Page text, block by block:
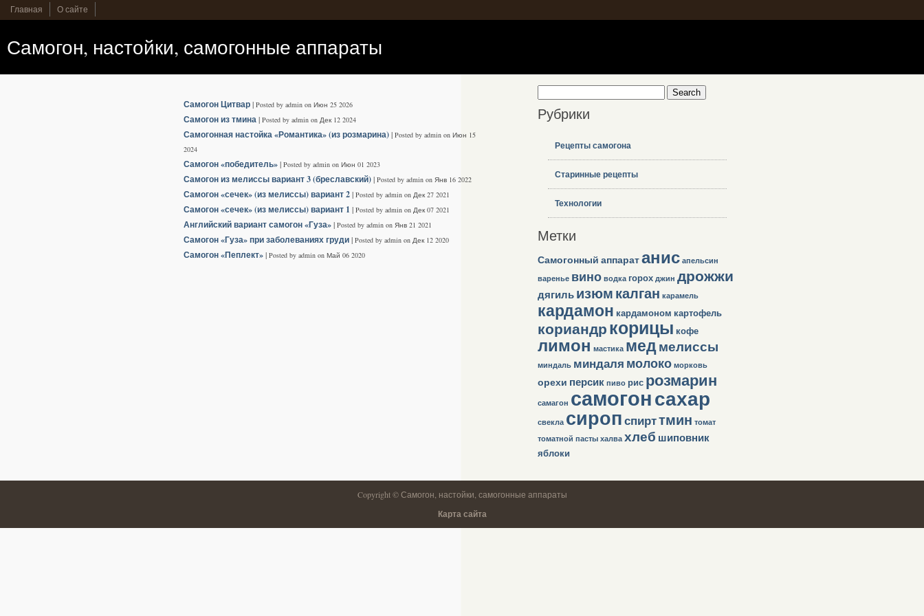
Главная О сайте
Самогон, настойки, самогонные аппараты
Самогон Цитвар| Posted by admin on Июн 25 2026
Самогон из тмина| Posted by admin on Дек 12 2024
Самогонная настойка «Романтика» (из розмарина)| Posted by admin on Июн 15
2024
Самогон «победитель»| Posted by admin on Июн 01 2023
Самогон из мелиссы вариант 3 (бреславский)| Posted by admin on Янв 16 2022
Самогон «сечек» (из мелиссы) вариант 2| Posted by admin on Дек 27 2021
Самогон «сечек» (из мелиссы) вариант 1 | Posted by admin on Дек 07 2021
Английский вариант самогон «Гуза»| Posted by admin on Янв 21 2021
Самогон «Гуза» при заболеваниях груди| Posted by admin on Дек 12 2020
Самогон «Пеплект»| Posted by admin on Май 06 2020
Рубрики
Рецепты самогона
Старинные рецепты
Технологии
Метки
Самогонный аппаратанисапельсин
варенье виноводка горохджин дрожжи
дягильизюмкалган карамель
кардамон кардамоном картофель
кориандркорицы кофе
лимон мастика медмелиссы
миндаль миндаля молокоморковь
орехи персикпиво рис розмарин
самагон самогонсахар
свекла сиропспирттмин томат
томатной пастыхалвахлеб шиповник
яблоки
Copyright © Самогон, настойки, самогонные аппараты
Карта сайта